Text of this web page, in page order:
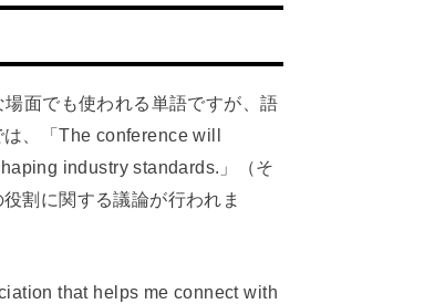
面でも使われる単語ですが、語
、「The conference will
industry standards.」（そ
割に関する議論が行われま
that helps me connect with